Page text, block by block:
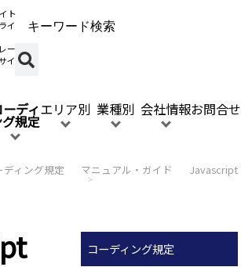
ト
イ
ー
イ
ーディ
グ規定
エリア別 業種別 会社情報お問合せ
ディング規定 マニュアル・ガイド Javascript
コーディング規定